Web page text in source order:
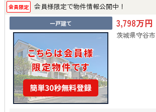
会員限定 会員様限定で物件情報公開中！
一戸建て 3,798万円
茨城県守谷